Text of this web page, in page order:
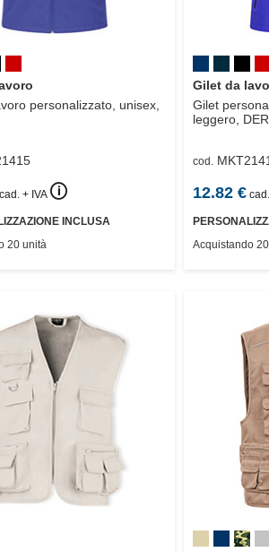
personalizzato, unisex,
cad. + IVA 🛈
INCLUSA
20 unità
Gilet da
Gilet
leggero,
cod.
12.82€
Acquistando